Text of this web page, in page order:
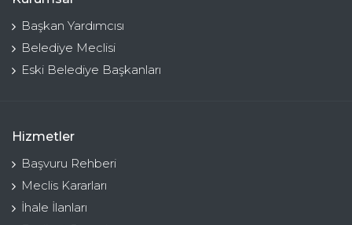
Başkan Yardımcısı
Belediye Meclisi
Eski Belediye Başkanları
Hizmetler
Başvuru Rehberi
Meclis Kararları
İhale İlanları